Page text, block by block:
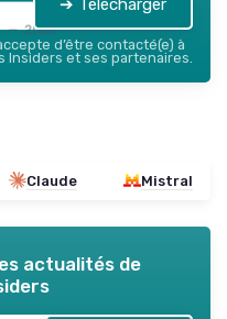
— 2026
➔ Télécharger
d’être contacté(e) à
Insiders et ses partenaires.
Claude Mistral
actualités de